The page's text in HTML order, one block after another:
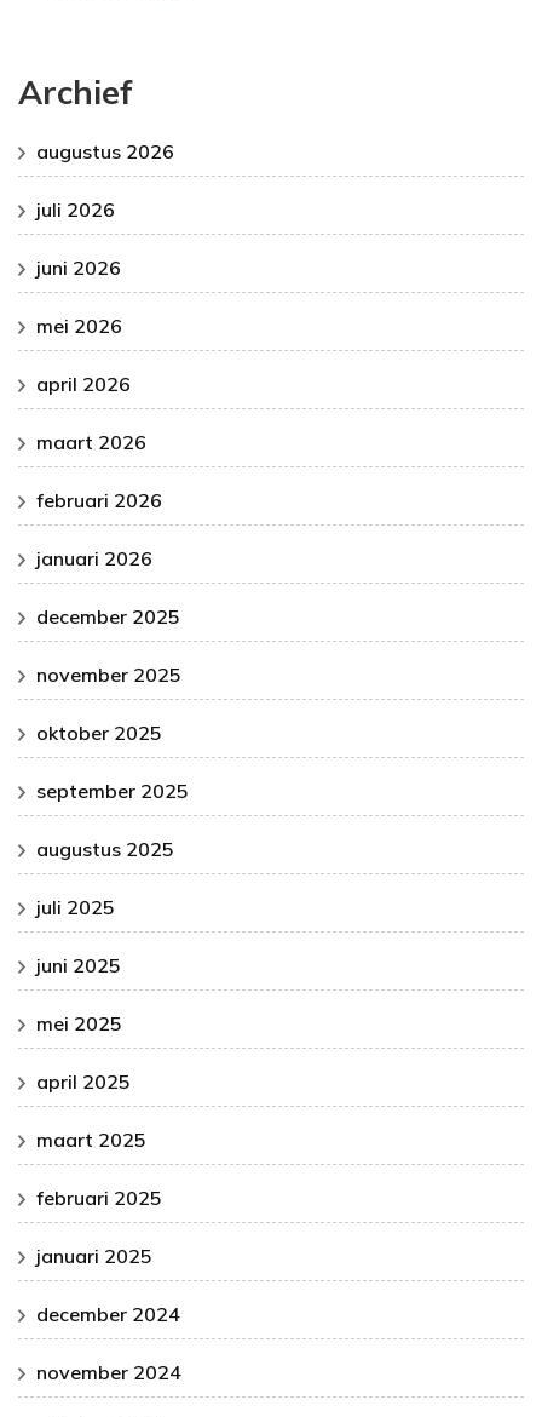
Archief
augustus 2026
juli 2026
juni 2026
mei 2026
april 2026
maart 2026
februari 2026
januari 2026
december 2025
november 2025
oktober 2025
september 2025
augustus 2025
juli 2025
juni 2025
mei 2025
april 2025
maart 2025
februari 2025
januari 2025
december 2024
november 2024